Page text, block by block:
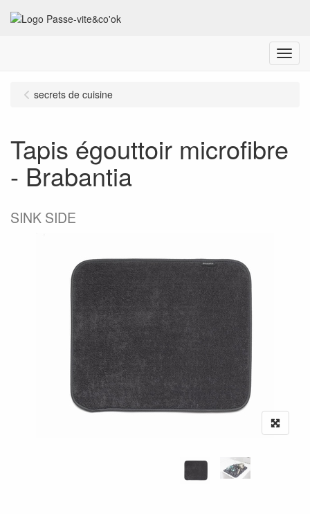
Menu
secrets de cuisine
Tapis égouttoir microfibre
- Brabantia
SINK SIDE